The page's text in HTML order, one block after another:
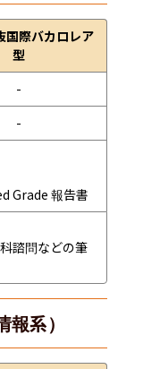
国際バカロレア
型
-
-
Grade 報告書
諮問などの筆
系）